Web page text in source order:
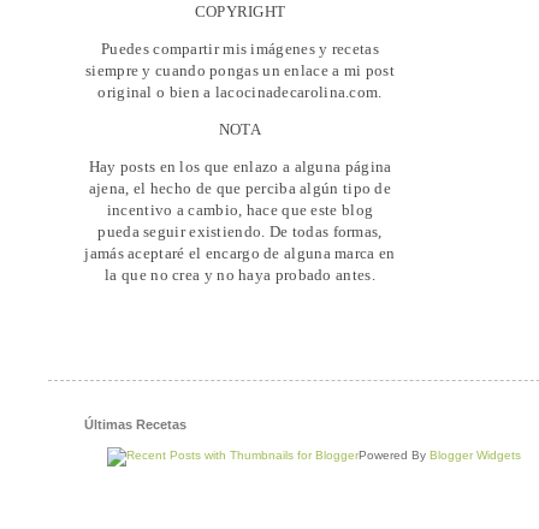
COPYRIGHT
Puedes compartir mis imágenes y recetas
siempre y cuando pongas un enlace a mi post
original o bien a lacocinadecarolina.com.
NOTA
Hay posts en los que enlazo a alguna página
ajena, el hecho de que perciba algún tipo de
incentivo a cambio, hace que este blog
pueda seguir existiendo. De todas formas,
jamás aceptaré el encargo de alguna marca en
la que no crea y no haya probado antes.
Últimas Recetas
Powered By Blogger Widgets